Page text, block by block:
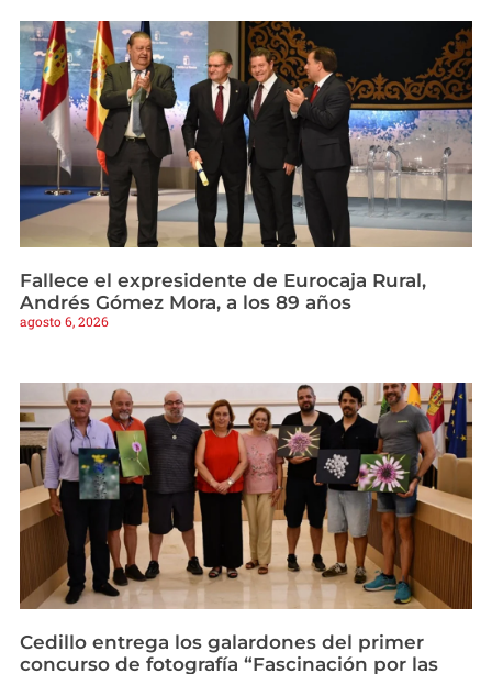
Fallece el expresidente de Eurocaja Rural,
Andrés Gómez Mora, a los 89 años
agosto 6, 2026
Cedillo entrega los galardones del primer
concurso de fotografía “Fascinación por las